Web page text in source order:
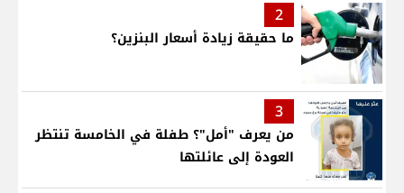
2
ما حقيقة زيادة أسعار البنزين؟
3
من يعرف "أمل"؟ طفلة في الخامسة تنتظر
العودة إلى عائلتها